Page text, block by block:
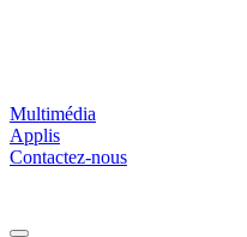
Multimédia
Applis
Contactez-nous